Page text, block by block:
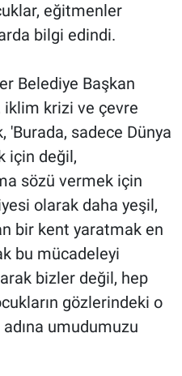
eğitmenler
bilgi edindi.
Belediye Başkan
iklim krizi ve çevre
sadece Dünya
için değil,
sözü vermek için
olarak daha yeşil,
bir kent yaratmak en
bu mücadeleyi
bizler değil, hep
gözlerindeki o
adına umudumuzu